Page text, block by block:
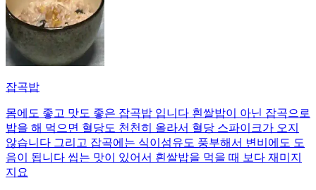
잡곡밥
몸에도 좋고 맛도 좋은 잡곡밥 입니다 흰쌀밥이 아닌 잡곡으로
밥을 해 먹으면 혈당도 천천히 올라서 혈당 스파이크가 오지
않습니다 그리고 잡곡에는 식이섬유도 풍부해서 변비에도 도
음이 됩니다 씹는 맛이 있어서 흰쌀밥을 먹을 때 보다 재미지
지요